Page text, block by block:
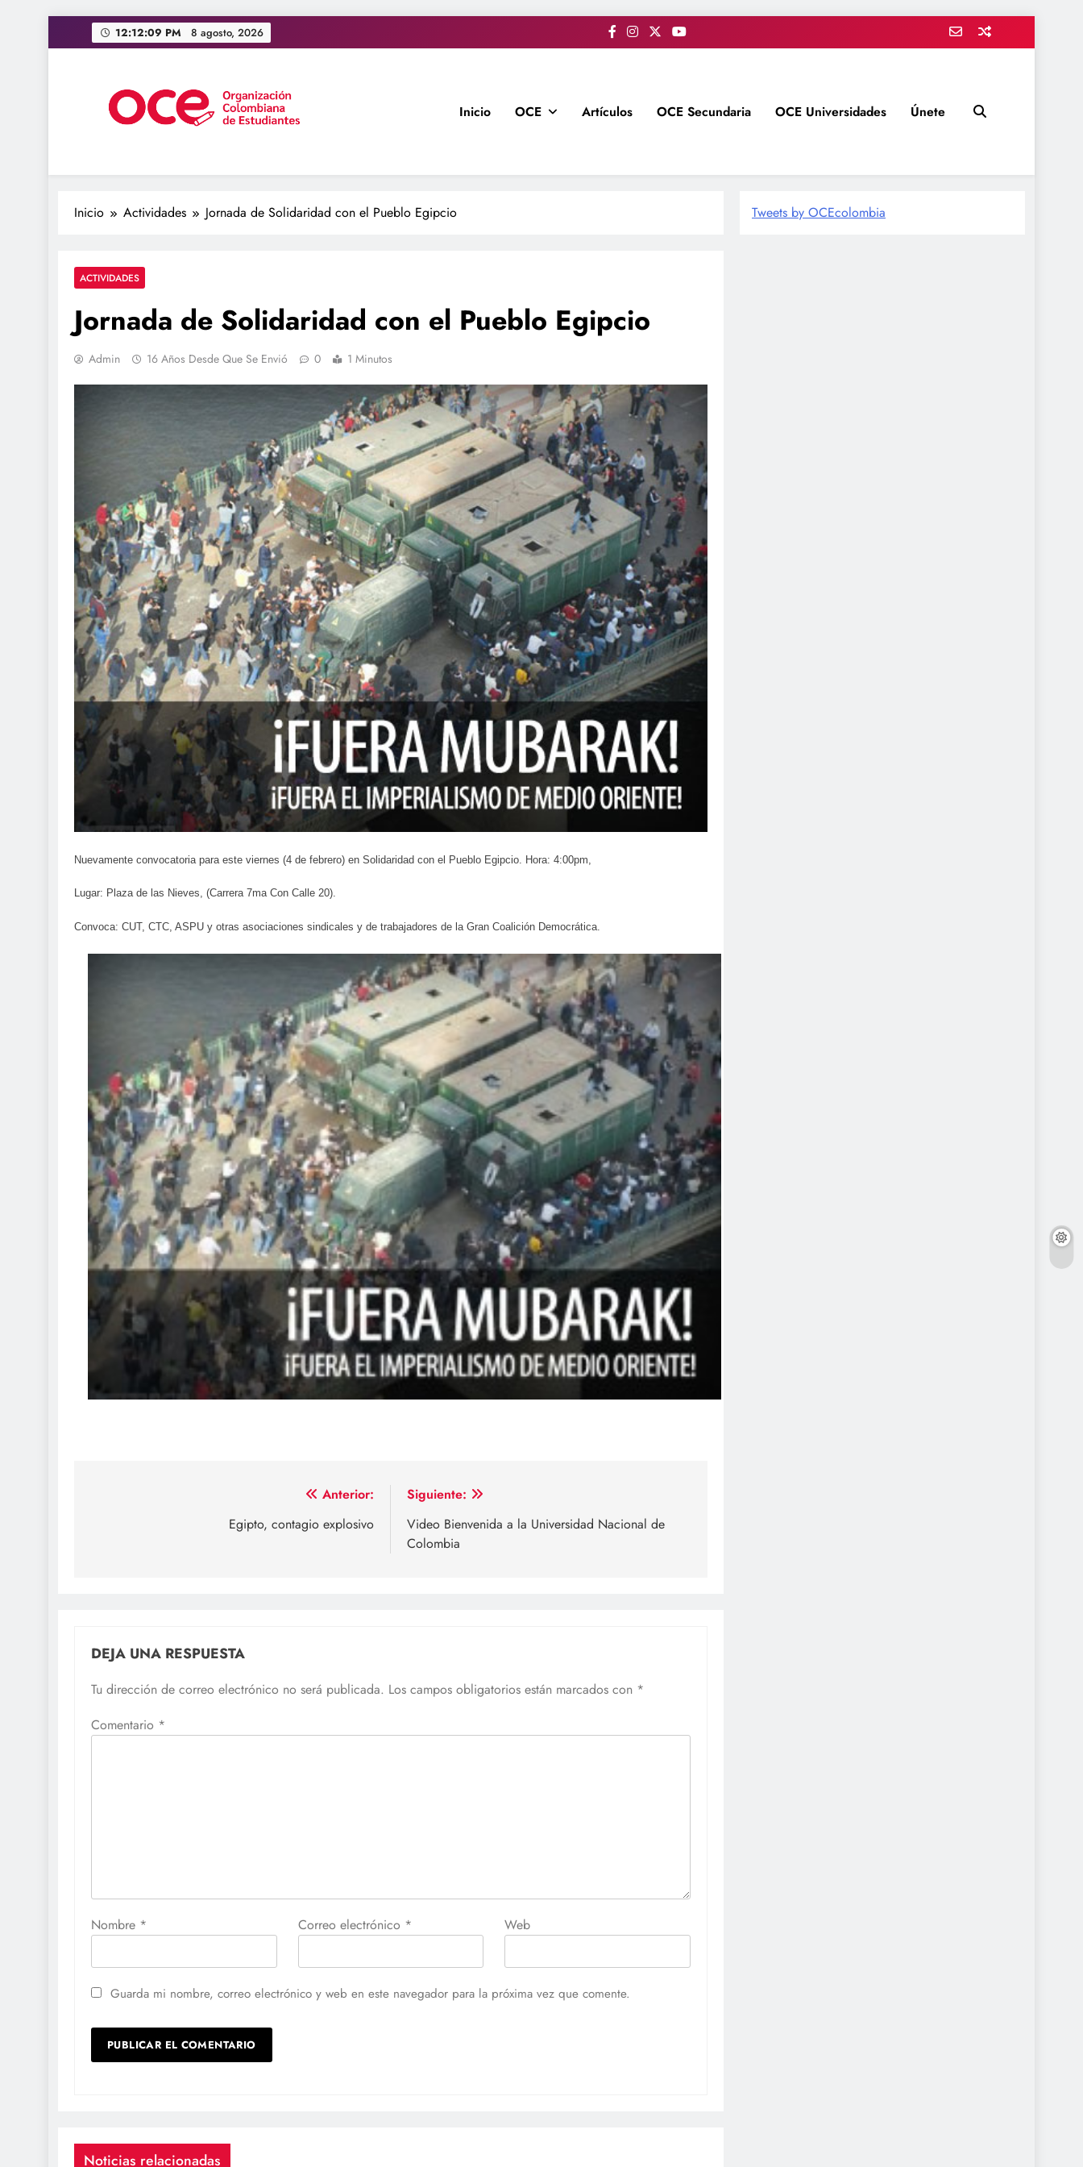
al
12:12:10 PM 8 agosto, 2026
OCE Colombia
Inicio OCE Artículos OCE Secundaria OCE Universidades Únete
Inicio Actividades Jornada de Solidaridad con el Pueblo Egipcio
ACTIVIDADES
Jornada de Solidaridad con el Pueblo Egipcio
Admin 16 Años Desde Que Se Envió 0 1 Minutos
Nuevamente convocatoria para este viernes (4 de febrero) en Solidaridad con el Pueblo Egipcio. Hora: 4:00pm,
Lugar: Plaza de las Nieves, (Carrera 7ma Con Calle 20).
Convoca: CUT, CTC, ASPU y otras asociaciones sindicales y de trabajadores de la Gran Coalición Democrática.
Anterior:
Egipto, contagio explosivo
Siguiente:
Video Bienvenida a la Universidad Nacional de
Colombia
DEJA UNA RESPUESTA
Tu dirección de correo electrónico no será publicada. Los campos obligatorios están marcados con *
Comentario *
Nombre * Correo electrónico * Web
Guarda mi nombre, correo electrónico y web en este navegador para la próxima vez que comente.
Noticias relacionadas
Tweets by OCEcolombia